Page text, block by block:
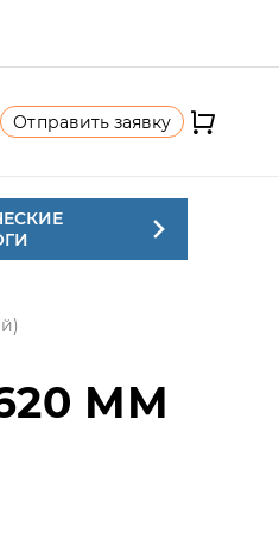
Отправить заявку
ММ